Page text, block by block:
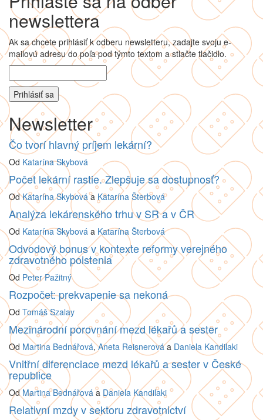
newslettera
Ak sa chcete prihlásiť k odberu newsletteru, zadajte svoju e-
mailovú adresu do poľa pod týmto textom a stlačte tlačidlo.
Newsletter
Čo tvorí hlavný príjem lekární?
Od Katarína Skybová
Počet lekární rastie. Zlepšuje sa dostupnosť?
OdKatarína Skybováa Katarína Šterbová
Analýza lekárenského trhu v SR a v ČR
Od Katarína Skybová a Katarína Šterbová
Odvodový bonus v kontexte reformy verejného
zdravotného poistenia
Od Peter Pažitný
Rozpočet: prekvapenie sa nekoná
Od Tomáš Szalay
Mezinárodní porovnání mezd lékařů a sester
Od Martina Bednářová,Aneta Reisnerováa Daniela Kandilaki
Vnitřní diferenciace mezd lékařů a sester v České
republice
OdMartina Bednářová a Daniela Kandilaki
Relativní mzdy v sektoru zdravotnictví